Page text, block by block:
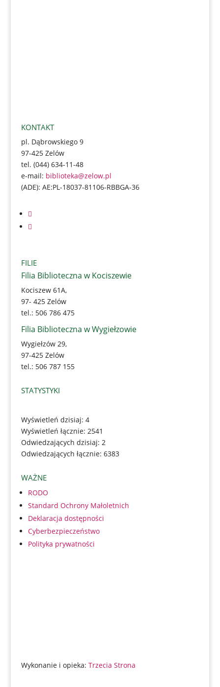
KONTAKT
pl. Dąbrowskiego 9
97-425 Zelów
tel. (044) 634-11-48
e-mail: biblioteka@zelow.pl
(ADE): AE:PL-18037-81106-RBBGA-36
FILIE
Filia Biblioteczna w Kociszewie
Kociszew 61A,
97- 425 Zelów
tel.: 506 786 475
Filia Biblioteczna w Wygiełzowie
Wygiełzów 29,
97-425 Zelów
tel.: 506 787 155
STATYSTYKI
Wyświetleń dzisiaj: 4
Wyświetleń łącznie: 2541
Odwiedzających dzisiaj: 2
Odwiedzających łącznie: 6383
WAŻNE
RODO
Standard Ochrony Małoletnich
Deklaracja dostępności
Cyberbezpieczeństwo
Polityka prywatności
Wykonanie i opieka: Trzecia Strona